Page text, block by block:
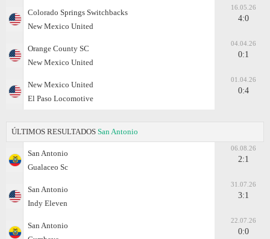
Colorado Springs Switchbacks
New Mexico United
16.05.26
4:0
Orange County SC
New Mexico United
04.04.26
0:1
New Mexico United
El Paso Locomotive
01.04.26
0:4
ÚLTIMOS RESULTADOS San Antonio
San Antonio
Gualaceo Sc
06.08.26
2:1
San Antonio
Indy Eleven
31.07.26
3:1
San Antonio
22.07.26
0:0